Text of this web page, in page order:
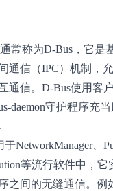
通常称为D-Bus，它是
通信（IPC）机制，
通信。D-Bus使用客
daemon守护程序充
NetworkManager、
等流行软件中，
之间的无缝通信。例